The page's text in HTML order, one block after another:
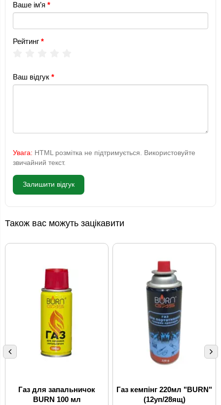
Ваше ім’я
Рейтинг
Ваш відгук
Увага: HTML розмітка не підтримується. Використовуйте
звичайний текст.
Залишити відгук
Також вас можуть зацікавити
Газ для запальничок
BURN 100 мл
Газ кемпінг 220мл "BURN"
(12уп/28ящ)